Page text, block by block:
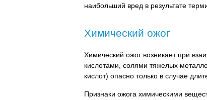
наибольший вред в результате
Химический ожог
Химический ожог возникает при
кислотами, солями тяжелых
кислот) опасно только в случае
Признаки ожога химическими